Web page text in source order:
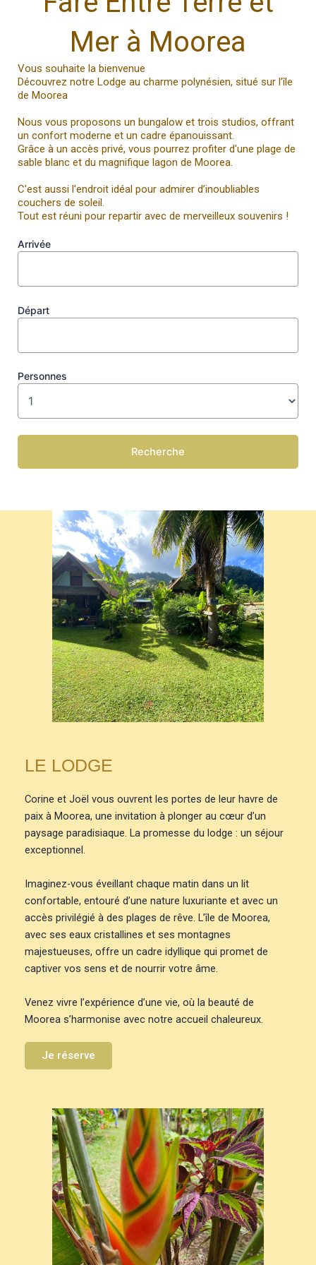
Mer à Moorea
Vous souhaite la bienvenue
Découvrez notre Lodge au charme polynésien, situé sur l’île
de Moorea
Nous vous proposons un bungalow et trois studios, offrant
un confort moderne et un cadre épanouissant.
Grâce à un accès privé, vous pourrez profiter d'une plage de
sable blanc et du magnifique lagon de Moorea.
C'est aussi l'endroit idéal pour admirer d’inoubliables
couchers de soleil.
Tout est réuni pour repartir avec de merveilleux souvenirs !
Arrivée
Départ
Personnes
LE LODGE
Je réserve
Corine et Joël vous ouvrent les portes de leur havre de
paix à Moorea, une invitation à plonger au cœur d’un
paysage paradisiaque. La promesse du lodge : un séjour
exceptionnel.
Imaginez-vous éveillant chaque matin dans un lit
confortable, entouré d’une nature luxuriante et avec un
accès privilégié à des plages de rêve. L’île de Moorea,
avec ses eaux cristallines et ses montagnes
majestueuses, offre un cadre idyllique qui promet de
captiver vos sens et de nourrir votre âme.
Venez vivre l’expérience d’une vie, où la beauté de
Moorea s’harmonise avec notre accueil chaleureux.